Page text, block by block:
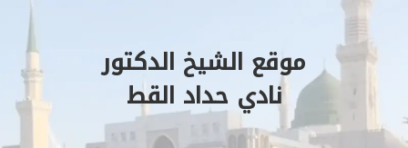
موقع الشيخ الدكتور
نادي حداد القط